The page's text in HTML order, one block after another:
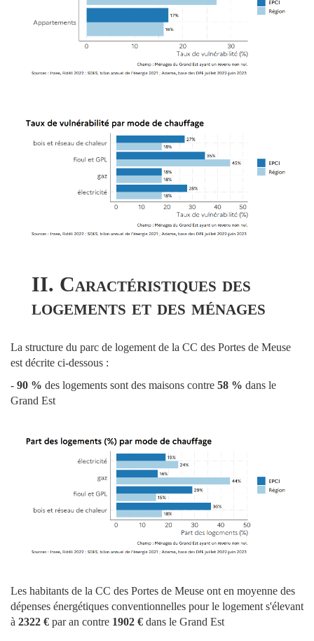
II. Caractéristiques des
logements et des ménages
La structure du parc de logement de la CC des Portes de Meuse
est décrite ci-dessous :
- 90 % des logements sont des maisons contre 58 % dans le
Grand Est
Les habitants de la CC des Portes de Meuse ont en moyenne des
dépenses énergétiques conventionnelles pour le logement s'élevant
à 2322 € par an contre 1902 € dans le Grand Est